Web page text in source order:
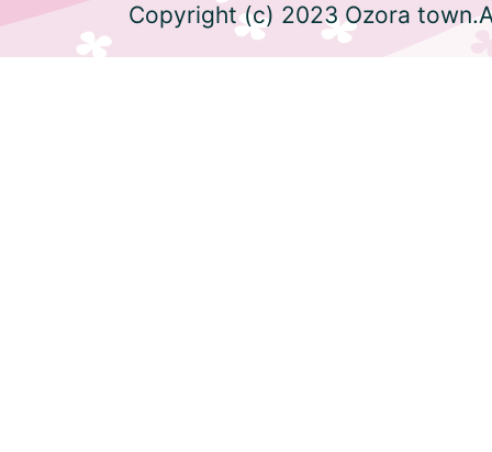
Copyright (c) 2023 Ozora